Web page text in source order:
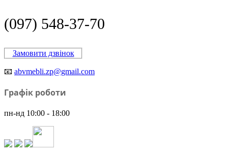
(097) 548-37-70
Замовити дзвінок
📧 abvmebli.zp@gmail.com
Графік роботи
пн-нд 10:00 - 18:00